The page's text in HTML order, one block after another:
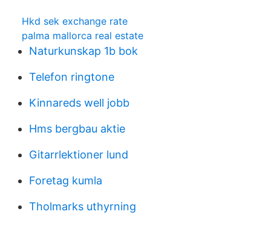
Hkd sek exchange rate
palma mallorca real estate
Naturkunskap 1b bok
Telefon ringtone
Kinnareds well jobb
Hms bergbau aktie
Gitarrlektioner lund
Foretag kumla
Tholmarks uthyrning